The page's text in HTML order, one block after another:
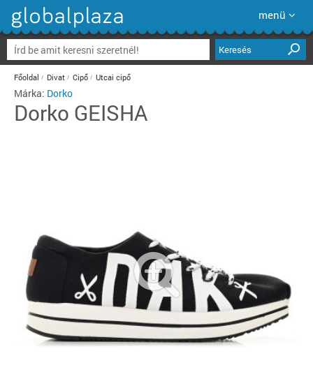
menü
Keresés
Főoldal Divat Cipő Utcai cipő
Márka: Dorko
Dorko GEISHA